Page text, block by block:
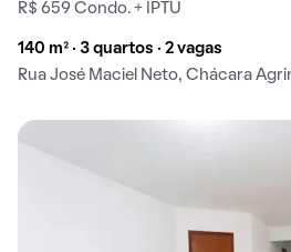
R$ 659 Condo. + IPTU
140 m² · 3 quartos · 2 vagas
Rua José Maciel Neto, Chácara